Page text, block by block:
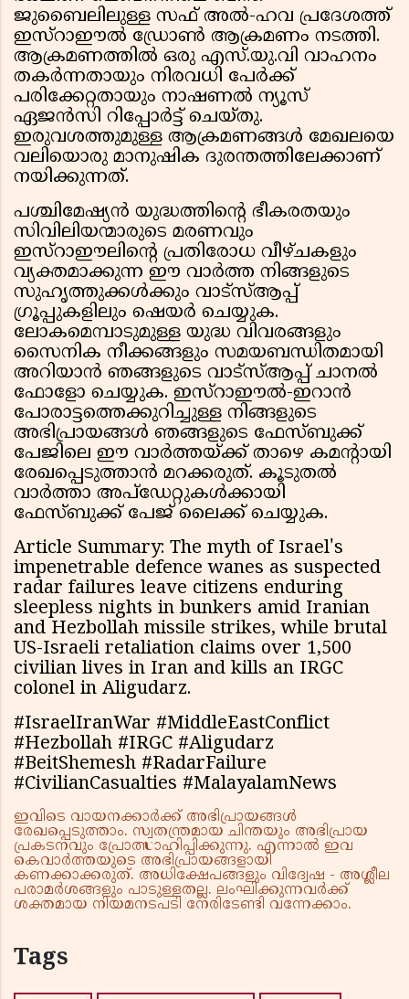
ജുബൈലിലുള്ള സഫ് അൽ-ഹവ പ്രദേശത്ത്
ഇസ്റാഈൽ ഡ്രോൺ ആക്രമണം നടത്തി.
ആക്രമണത്തിൽ ഒരു എസ്.യു.വി വാഹനം
തകർന്നതായും നിരവധി പേർക്ക്
പരിക്കേറ്റതായും നാഷണൽ ന്യൂസ്
ഏജൻസി റിപ്പോർട്ട് ചെയ്തു.
ഇരുവശത്തുമുള്ള ആക്രമണങ്ങൾ മേഖലയെ
വലിയൊരു മാനുഷിക ദുരന്തത്തിലേക്കാണ്
നയിക്കുന്നത്.
പശ്ചിമേഷ്യൻ യുദ്ധത്തിന്റെ ഭീകരതയും
സിവിലിയന്മാരുടെ മരണവും
ഇസ്റാഈലിന്റെ പ്രതിരോധ വീഴ്ചകളും
വ്യക്തമാക്കുന്ന ഈ വാർത്ത നിങ്ങളുടെ
സുഹൃത്തുക്കൾക്കും വാട്സ്ആപ്പ്
ഗ്രൂപ്പുകളിലും ഷെയർ ചെയ്യുക.
ലോകമെമ്പാടുമുള്ള യുദ്ധ വിവരങ്ങളും
സൈനിക നീക്കങ്ങളും സമയബന്ധിതമായി
അറിയാൻ ഞങ്ങളുടെ വാട്സ്ആപ്പ് ചാനൽ
ഫോളോ ചെയ്യുക. ഇസ്റാഈൽ-ഇറാൻ
പോരാട്ടത്തെക്കുറിച്ചുള്ള നിങ്ങളുടെ
അഭിപ്രായങ്ങൾ ഞങ്ങളുടെ ഫേസ്ബുക്ക്
പേജിലെ ഈ വാർത്തയ്ക്ക് താഴെ കമന്റായി
രേഖപ്പെടുത്താൻ മറക്കരുത്. കൂടുതൽ
വാർത്താ അപ്‌ഡേറ്റുകൾക്കായി
ഫേസ്ബുക്ക് പേജ് ലൈക്ക് ചെയ്യുക.
Article Summary: The myth of Israel's
impenetrable defence wanes as suspected
radar failures leave citizens enduring
sleepless nights in bunkers amid Iranian
and Hezbollah missile strikes, while brutal
US-Israeli retaliation claims over 1,500
civilian lives in Iran and kills an IRGC
colonel in Aligudarz.
#IsraelIranWar #MiddleEastConflict
#Hezbollah #IRGC #Aligudarz
#BeitShemesh #RadarFailure
#CivilianCasualties #MalayalamNews
ഇവിടെ വായനക്കാർക്ക് അഭിപ്രായങ്ങൾ
രേഖപ്പെടുത്താം. സ്വതന്ത്രമായ ചിന്തയും അഭിപ്രായ
പ്രകടനവും പ്രോത്സാഹിപ്പിക്കുന്നു. എന്നാൽ ഇവ
കെവാർത്തയുടെ അഭിപ്രായങ്ങളായി
കണക്കാക്കരുത്. അധിക്ഷേപങ്ങളും വിദ്വേഷ - അശ്ലീല
പരാമർശങ്ങളും പാടുള്ളതല്ല. ലംഘിക്കുന്നവർക്ക്
ശക്തമായ നിയമനടപടി നേരിടേണ്ടി വന്നേക്കാം.
Tags